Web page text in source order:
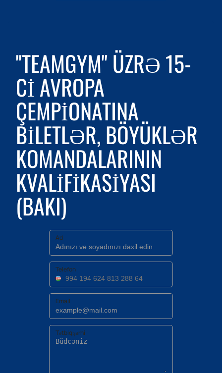
"TEAMGYM" ÜZRƏ 15-
CI AVROPA
ÇEMPIONATINA
BILETLƏR, BÖYÜKLƏR
KOMANDALARININ
KVALIFIKASIYASI
(BAKI)
Ad
Telefon
Email
Tətbiq şərhi